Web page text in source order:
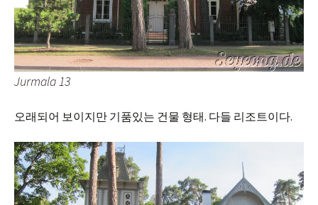
Jurmala 13
오래되어 보이지만 기품있는 건물 형태. 다들 리조트이다.